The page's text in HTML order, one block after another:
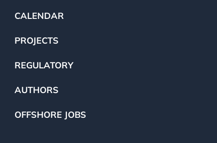
CALENDAR
PROJECTS
REGULATORY
AUTHORS
OFFSHORE JOBS